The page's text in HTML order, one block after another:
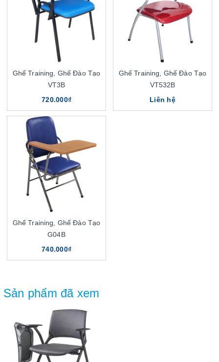
Ghế Training, Ghế Đào Tạo
VT3B
720.000₫
Ghế Training, Ghế Đào Tạo
VT532B
Liên hệ
Ghế Training, Ghế Đào Tạo
G04B
740.000₫
Sản phẩm đã xem